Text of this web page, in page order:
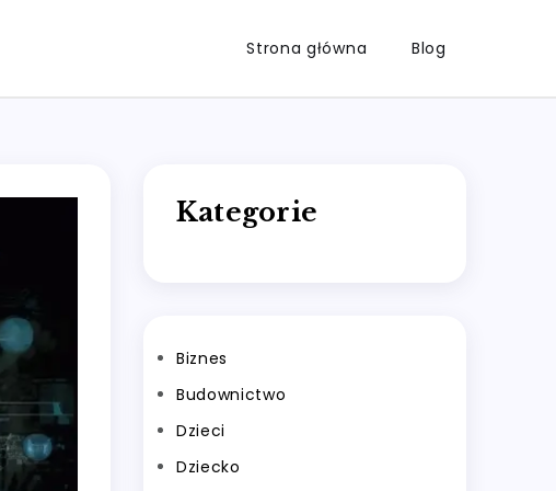
Strona główna Blog
Kategorie
Biznes
Budownictwo
Dzieci
Dziecko